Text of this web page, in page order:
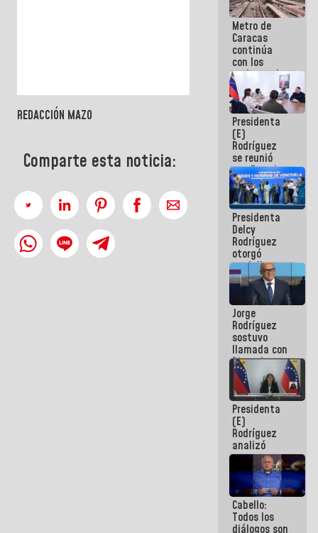
REDACCIÓN MAZO
Comparte esta noticia:
Metro de
Caracas
continúa
con los
trabajos de
mantenimiento
e inspección
en la Línea 2
Presidenta
(E)
Rodríguez
se reunió
con Estado
Mayor
Eléctrico
para
abordar
planes de
acción
Presidenta
Delcy
Rodríguez
otorgó
medalla
"Héroe de
Venezuela"
a servidores
públicos
Jorge
Rodríguez
sostuvo
llamada con
Dinorah
Figuera y
acuerdan
primer
encuentro
presencial
para el
diálogo
Presidenta
(E)
Rodríguez
analizó
junto a
gobernadores
planes de
recuperación
del Sistema
Eléctrico
Cabello:
Todos los
diálogos son